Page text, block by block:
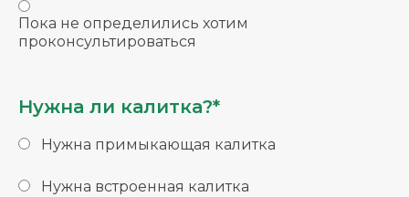
Пока не определились хотим
проконсультироваться
Нужна ли калитка?*
Нужна примыкающая калитка
Нужна встроенная калитка